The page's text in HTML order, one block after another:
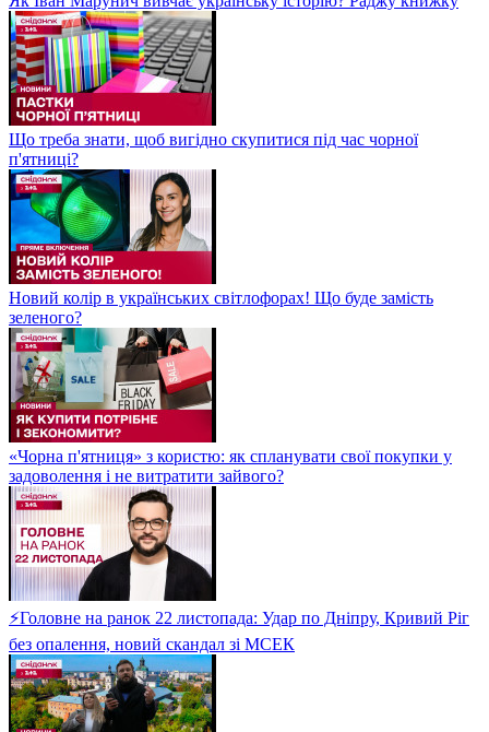
Що треба знати, щоб вигідно скупитися під час чорної
п'ятниці?
Новий колір в українських світлофорах! Що буде замість
зеленого?
«Чорна п'ятниця» з користю: як спланувати свої покупки у
задоволення і не витратити зайвого?
⚡Головне на ранок 22 листопада: Удар по Дніпру, Кривий Ріг
без опалення, новий скандал зі МСЕК